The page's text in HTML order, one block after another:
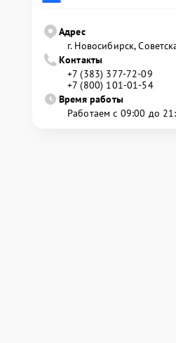
Адрес
г. Новосибирск,
Контакты
+7 (383) 377-72-09
+7 (800) 101-01-54
Время работы
Работаем с 09:00 до